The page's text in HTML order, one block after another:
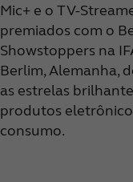
Mic+ e o TV-
premiados com o
Showstoppers na
Berlim, Alemanha,
as estrelas
produtos
consumo.